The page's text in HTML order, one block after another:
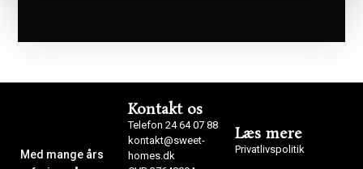
Med mange års
Kontakt os
Telefon 24 64 07 88
kontakt@sweet-
homes.dk
Læs mere
Privatlivspolitik